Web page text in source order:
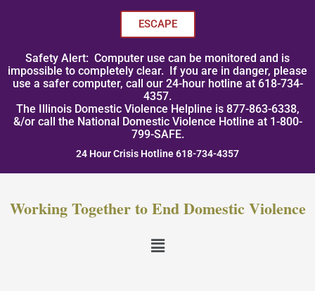
ESCAPE
Safety Alert: Computer use can be monitored and is
impossible to completely clear. If you are in danger, please
use a safer computer, call our 24-hour hotline at 618-734-
4357.
The Illinois Domestic Violence Helpline is 877-863-6338,
&/or call the National Domestic Violence Hotline at 1-800-
799-SAFE.
24 Hour Crisis Hotline 618-734-4357
Working Together to End Domestic Violence
Menu